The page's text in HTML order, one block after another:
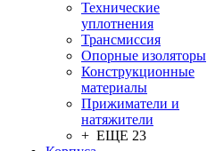
Технические
уплотнения
Трансмиссия
Опорные изоляторы
Конструкционные
материалы
Прижиматели и
натяжители
+ ЕЩЕ 23